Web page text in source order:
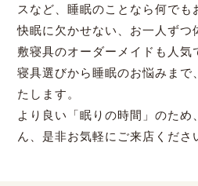
スなど、睡眠のことなら何でも
快眠に欠かせない、お一人ずつ
敷寝具のオーダーメイドも人気
寝具選びから睡眠のお悩みまで
たします。
より良い「眠りの時間」のた
ん、是非お気軽にご来店くださ